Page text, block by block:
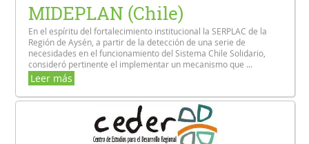
MIDEPLAN (Chile)
En el espíritu del fortalecimiento institucional la SERPLAC de la
Región de Aysén, a partir de la detección de una serie de
necesidades en el funcionamiento del Sistema Chile Solidario,
consideró pertinente el implementar un mecanismo que ...
Leer más